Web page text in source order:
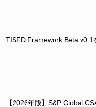
TISFD Framework Beta v0.1
【2026年版】S&P Global